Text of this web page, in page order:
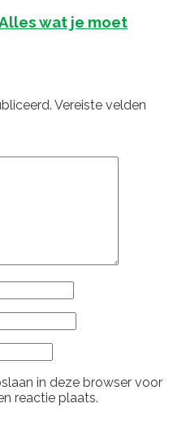
wat je moet
Vereiste velden
in deze browser voor
reactie plaats.